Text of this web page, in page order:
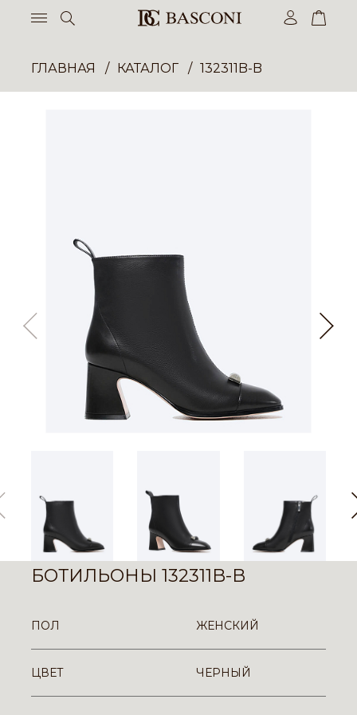
ГЛАВНАЯ КАТАЛОГ 132311B-B
БОТИЛЬОНЫ 132311B-B
ПОЛ ЖЕНСКИЙ
ЦВЕТ ЧЕРНЫЙ